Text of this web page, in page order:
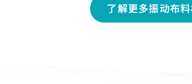
了解更多振动布